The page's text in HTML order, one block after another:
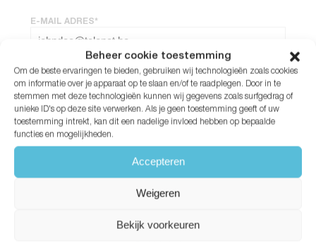
Beheer cookie toestemming
Om de beste ervaringen te bieden, gebruiken wij technologieën zoals cookies
om informatie over je apparaat op te slaan en/of te raadplegen. Door in te
stemmen met deze technologieën kunnen wij gegevens zoals surfgedrag of
unieke ID's op deze site verwerken. Als je geen toestemming geeft of uw
toestemming intrekt, kan dit een nadelige invloed hebben op bepaalde
functies en mogelijkheden.
Accepteren
Weigeren
Bekijk voorkeuren
E-MAIL ADRES*
WACHTWOORD*
Wachtwoord vergeten?